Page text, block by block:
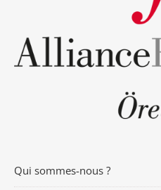
Qui sommes-nous ?